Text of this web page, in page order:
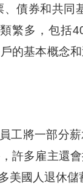
、債券和共同
繁多，包括
的基本概念
工將一部分
許多雇主還
國人退休儲